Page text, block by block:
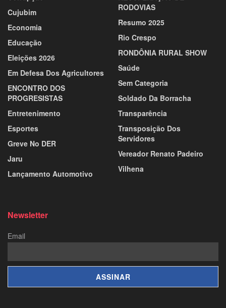
Cujubim
Economia
Educação
Eleições 2026
Em Defesa Dos Agricultores
ENCONTRO DOS
PROGRESISTAS
Entretenimento
Esportes
Greve No DER
Jaru
Lançamento Automotivo
RODOVIAS
Resumo 2025
Rio Crespo
RONDÔNIA RURAL SHOW
Saúde
Sem Categoria
Soldado Da Borracha
Transparência
Transposição Dos
Servidores
Vereador Renato Padeiro
Vilhena
Newsletter
Email